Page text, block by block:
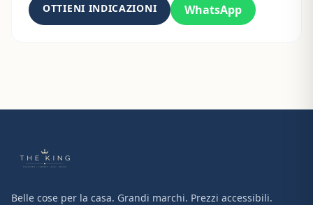
OTTIENI INDICAZIONI WhatsApp
Belle cose per la casa. Grandi marchi. Prezzi accessibili.